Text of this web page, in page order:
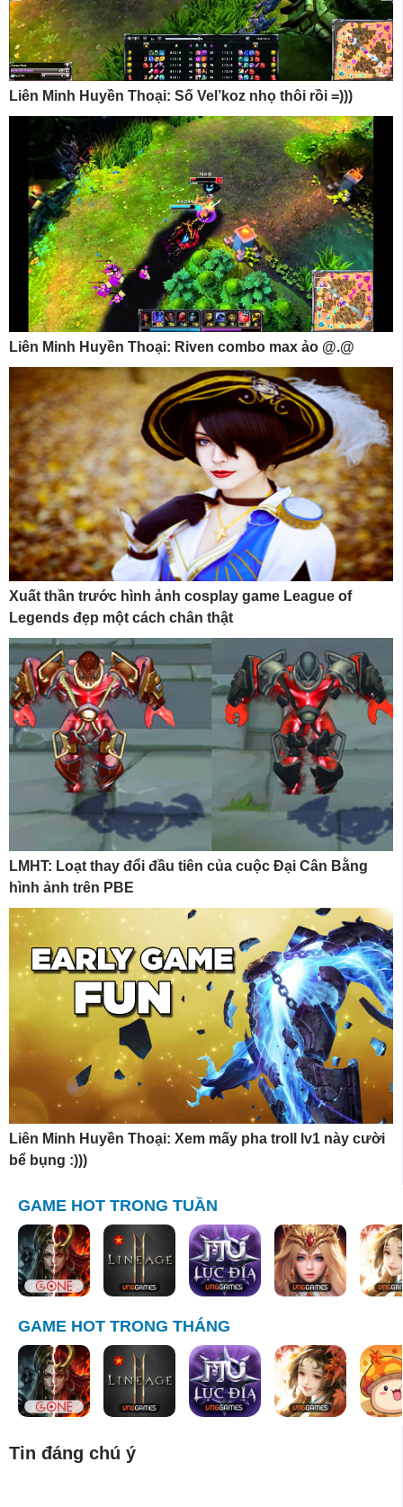
Liên Minh Huyền Thoại: Số Vel’koz nhọ thôi rồi =)))
Liên Minh Huyền Thoại: Riven combo max ảo @.@
Xuất thần trước hình ảnh cosplay game League of
Legends đẹp một cách chân thật
LMHT: Loạt thay đổi đầu tiên của cuộc Đại Cân Bằng
hình ảnh trên PBE
Liên Minh Huyền Thoại: Xem mấy pha troll lv1 này cười
bể bụng :)))
GAME HOT TRONG TUẦN
GAME HOT TRONG THÁNG
Tin đáng chú ý